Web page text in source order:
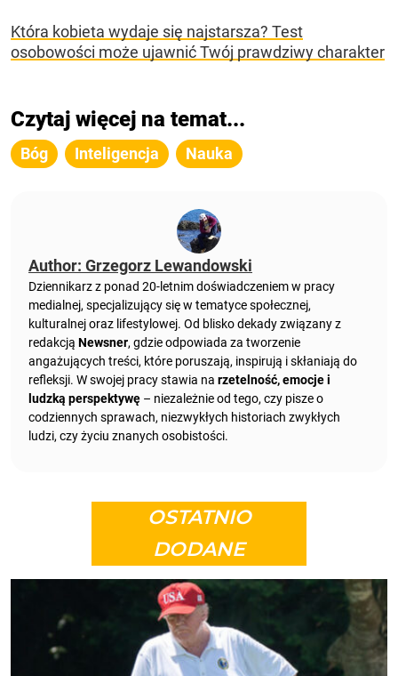
Która kobieta wydaje się najstarsza? Test
osobowości może ujawnić Twój prawdziwy charakter
Czytaj więcej na temat...
Bóg Inteligencja Nauka
Author: Grzegorz Lewandowski
Dziennikarz z ponad 20-letnim doświadczeniem w pracy
medialnej, specjalizujący się w tematyce społecznej,
kulturalnej oraz lifestylowej. Od blisko dekady związany z
redakcją Newsner, gdzie odpowiada za tworzenie
angażujących treści, które poruszają, inspirują i skłaniają do
refleksji. W swojej pracy stawia na rzetelność, emocje i
ludzką perspektywę – niezależnie od tego, czy pisze o
codziennych sprawach, niezwykłych historiach zwykłych
ludzi, czy życiu znanych osobistości.
OSTATNIO
DODANE